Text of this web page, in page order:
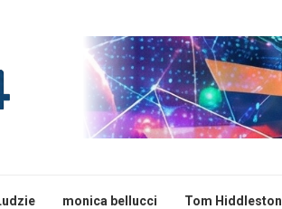
monica bellucci Tom Hiddleston